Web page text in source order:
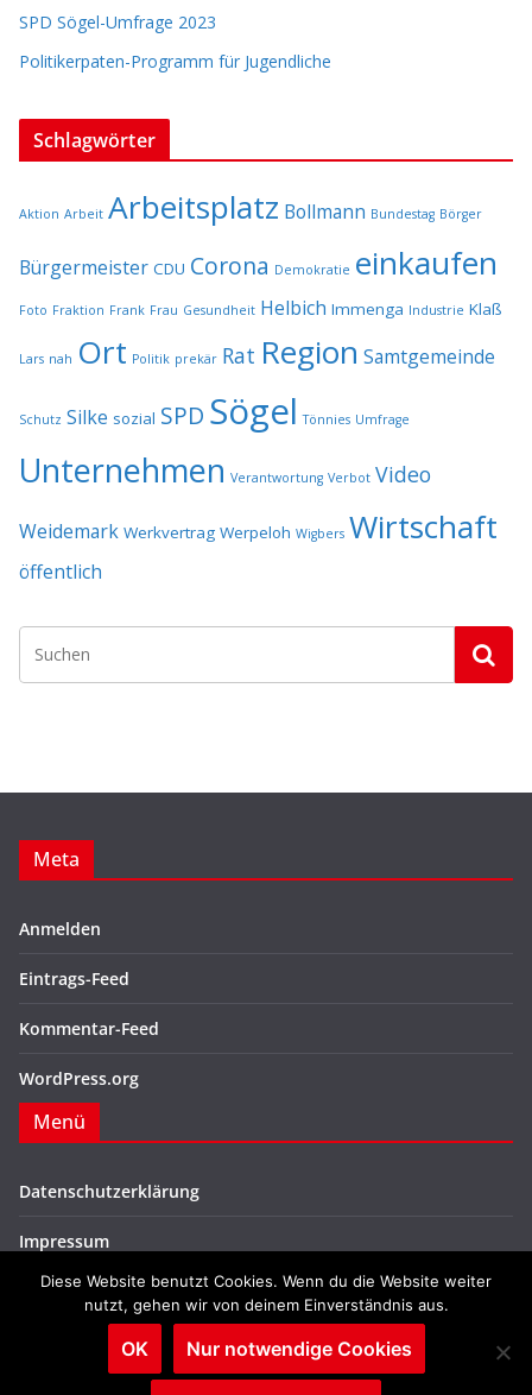
SPD Sögel-Umfrage 2023
Politikerpaten-Programm für Jugendliche
Schlagwörter
Aktion Arbeit Arbeitsplatz Bollmann Bundestag Börger
Bürgermeister CDU Corona Demokratie einkaufen
Foto Fraktion Frank Frau Gesundheit Helbich Immenga Industrie Klaß
Lars nah Ort Politik prekär Rat Region Samtgemeinde
Schutz Silke sozial SPD Sögel Tönnies Umfrage
Unternehmen Verantwortung Verbot Video
Weidemark Werkvertrag Werpeloh Wigbers Wirtschaft
öffentlich
Meta
Anmelden
Eintrags-Feed
Kommentar-Feed
WordPress.org
Menü
Datenschutzerklärung
Impressum
Copyright © 2026SPD Sögel. Alle Rechte vorbehalten.
Diese Website benutzt Cookies. Wenn du die Website weiter
nutzt, gehen wir von deinem Einverständnis aus.
OK Nur notwendige Cookies